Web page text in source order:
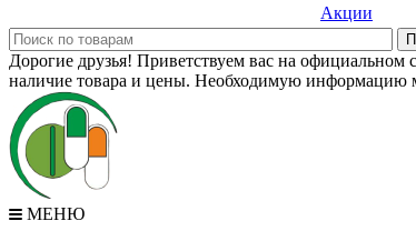
Акции
Дорогие друзья! Приветствуем вас на официальном
наличие товара и цены. Необходимую информацию
МЕНЮ